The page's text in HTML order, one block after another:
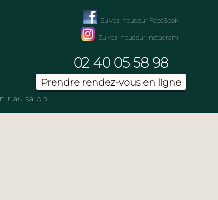
Suivez-nous sur FaceBook
Suivez-nous sur Instagram
02 40 05 58 98
au salon
Prendre rendez-vous en ligne